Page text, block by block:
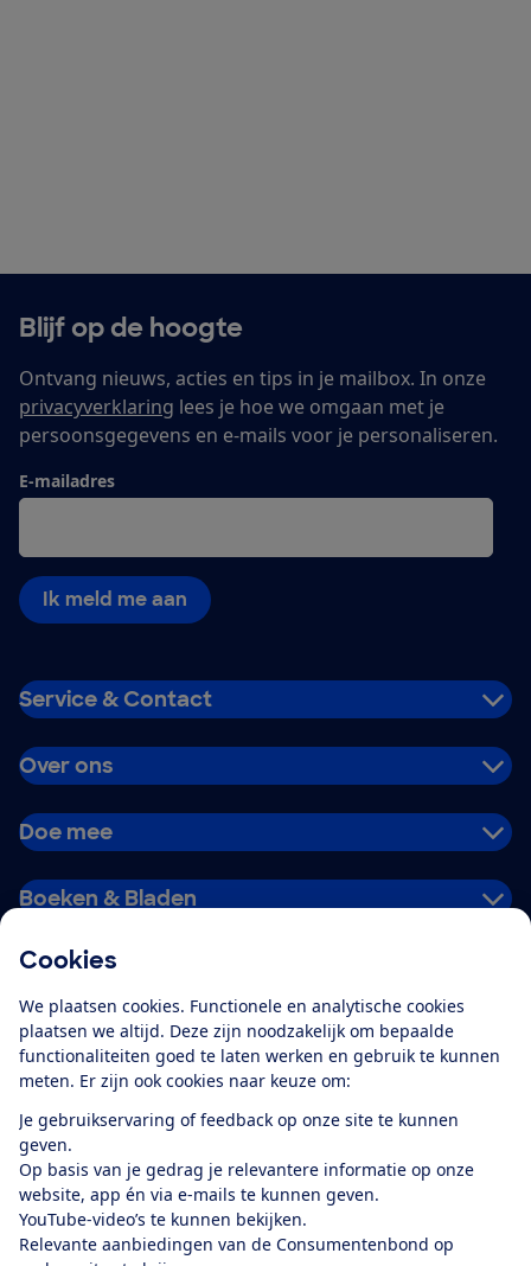
Cookies
We plaatsen cookies. Functionele en analytische cookies
plaatsen we altijd. Deze zijn noodzakelijk om bepaalde
functionaliteiten goed te laten werken en gebruik te kunnen
meten. Er zijn ook cookies naar keuze om:
Je gebruikservaring of feedback op onze site te kunnen
geven.
Op basis van je gedrag je relevantere informatie op onze
website, app én via e-mails te kunnen geven.
YouTube-video’s te kunnen bekijken.
Relevante aanbiedingen van de Consumentenbond op
Blijf op de hoogte
Ontvang nieuws, acties en tips in je mailbox. In onze
privacyverklaring lees je hoe we omgaan met je
persoonsgegevens en e-mails voor je personaliseren.
E-mailadres
Ik meld me aan
Service & Contact
Over ons
Doe mee
Boeken & Bladen
Alles over de
app
Algemene Voorwaarden
Privacyverklaring
Cookiebeleid
Privacyvoorkeuren
Toegankelijkheid